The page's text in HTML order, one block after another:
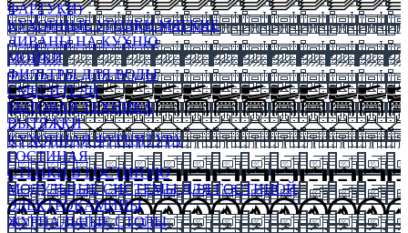
ФАРТУКИ)
КУХОННЫЕ УГОЛКИ МЯГКИЕ
ДИВАНЫ НА КУХНЮ
МОЙКИ
ФИЛЬТРЫ ДЛЯ ВОДЫ
СМЕСИТЕЛИ
БЫТОВАЯ ТЕХНИКА
ВЫТЯЖКИ
КУХОННАЯ ФУРНИТУРА
ГОСТИНАЯ
СТЕНКИ В ГОСТИНУЮ
МОДУЛЬНЫЕ СИСТЕМЫ ДЛЯ ГОСТИНОЙ
ЭЛЕКТРОКАМИНЫ
ЖУРНАЛЬНЫЕ СТОЛЫ